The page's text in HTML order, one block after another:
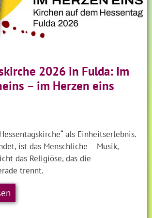
2026 in Fulda: Im
– im Herzen eins
als Einheitserlebnis.
ist das Menschliche – Musik,
das Religiöse, das die
trennt.